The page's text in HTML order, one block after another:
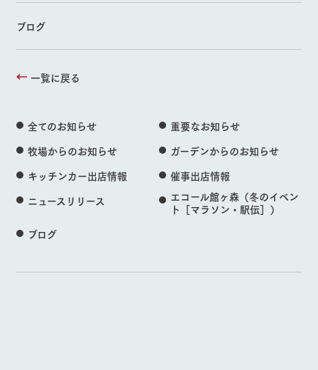
ブログ
一覧に戻る
全てのお知らせ
重要なお知らせ
牧場からのお知らせ
ガーデンからのお知らせ
キッチンカー出店情報
催事出店情報
ニュースリリース
エコール館ヶ森（冬のイベン
ト［マラソン・駅伝］）
ブログ